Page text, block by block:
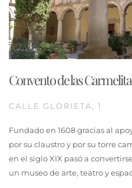
Convento de las
CALLE GLORIETA, 1
Fundado en 1608 gracias al
por su claustro y por su torre
en el siglo XIX pasó a
un museo de arte, teatro y